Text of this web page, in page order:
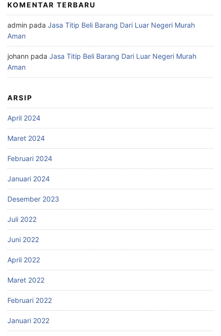
KOMENTAR TERBARU
admin pada Jasa Titip Beli Barang Dari Luar Negeri Murah
Aman
johann pada Jasa Titip Beli Barang Dari Luar Negeri Murah
Aman
ARSIP
April 2024
Maret 2024
Februari 2024
Januari 2024
Desember 2023
Juli 2022
Juni 2022
April 2022
Maret 2022
Februari 2022
Januari 2022